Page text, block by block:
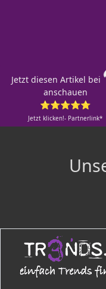
Jetzt diesen Artikel bei
anschauen
⭐⭐⭐⭐⭐
Jetzt klicken!- Partnerlink*